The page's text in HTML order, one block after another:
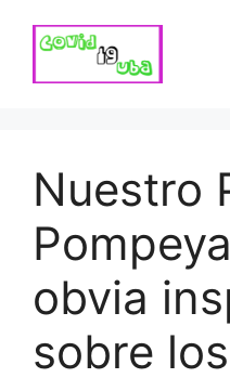
Nuestro
obvia
sobre